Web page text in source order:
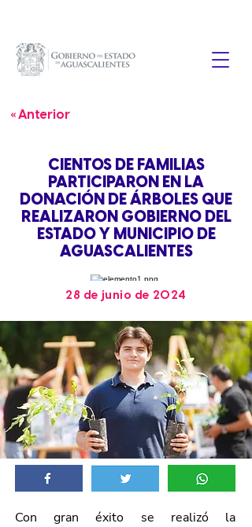
« Anterior
CIENTOS DE FAMILIAS
PARTICIPARON EN LA
DONACIÓN DE ÁRBOLES QUE
REALIZARON GOBIERNO DEL
ESTADO Y MUNICIPIO DE
AGUASCALIENTES
28 de junio de 2024
Con gran éxito se realizó la